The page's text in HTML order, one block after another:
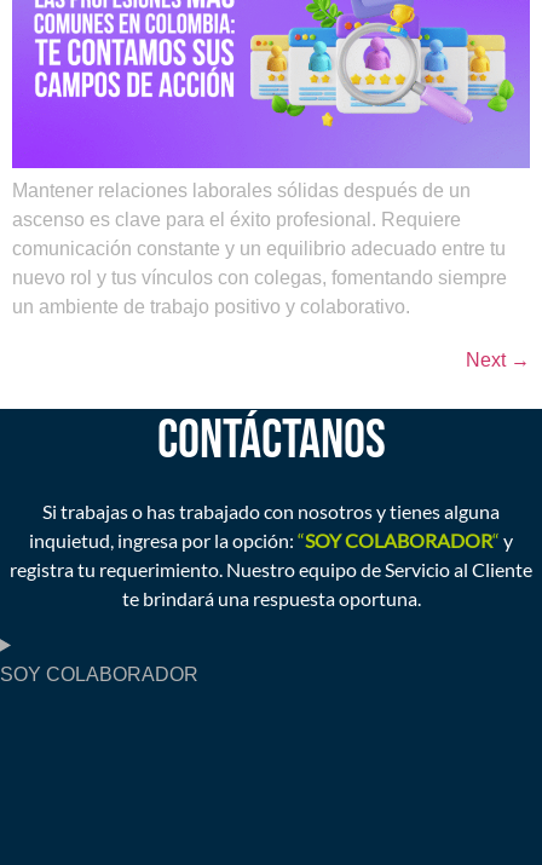
Mantener relaciones laborales sólidas después de un
ascenso es clave para el éxito profesional. Requiere
comunicación constante y un equilibrio adecuado entre tu
nuevo rol y tus vínculos con colegas, fomentando siempre
un ambiente de trabajo positivo y colaborativo.
Next →
CONTÁCTANOS
Si trabajas o has trabajado con nosotros y tienes alguna
inquietud, ingresa por la opción: “SOY COLABORADOR“ y
registra tu requerimiento. Nuestro equipo de Servicio al Cliente
te brindará una respuesta oportuna.
SOY COLABORADOR